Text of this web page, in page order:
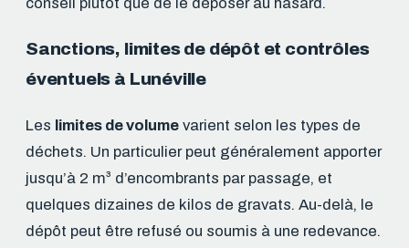
Sanctions, limites de dépôt et contrôles
éventuels à Lunéville
Les limites de volume varient selon les types de
déchets. Un particulier peut généralement apporter
jusqu’à 2 m³ d’encombrants par passage, et
quelques dizaines de kilos de gravats. Au-delà, le
dépôt peut être refusé ou soumis à une redevance.